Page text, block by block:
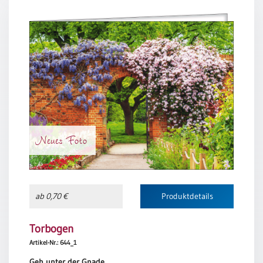
Sortimente
Hefte
Jahreslosung
Restbestände
Restbestände
Bücher
Broschüren
Urkundenscheine
Neues Foto
ab 0,70 € Produktdetails
Torbogen
Artikel-Nr.: 644_1